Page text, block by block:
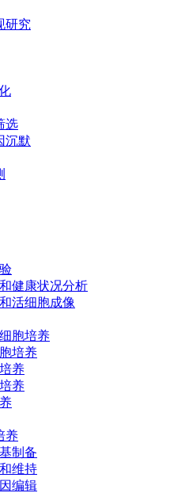
研究
选
沉默
健康状况分析
活细胞成像
胞培养
培养
养
养
养
制备
维持
编辑